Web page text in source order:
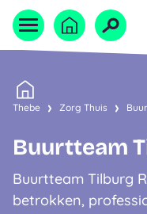
Home
Thebe Zorg Thuis
Buurtteam
Buurtteam Tilburg
betrokken,